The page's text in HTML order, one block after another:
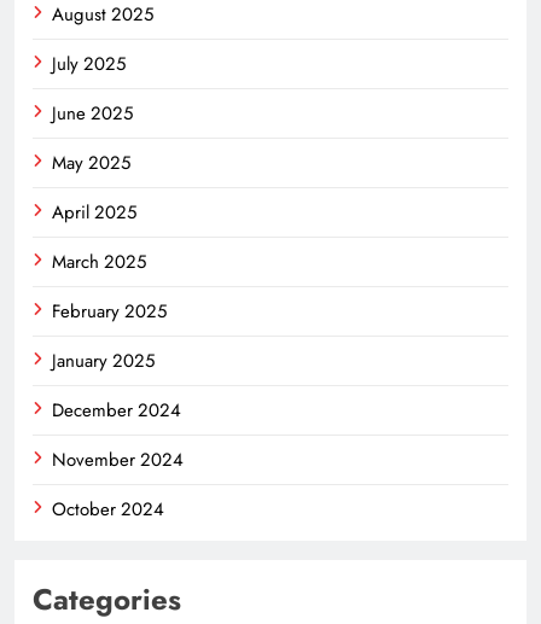
August 2025
July 2025
June 2025
May 2025
April 2025
March 2025
February 2025
January 2025
December 2024
November 2024
October 2024
Categories